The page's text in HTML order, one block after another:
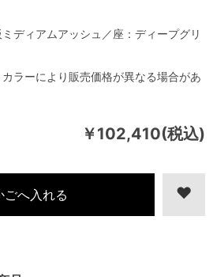
￥102,410(税込)
カラーにより販売価格が異なる場合があ
ディアムアッシュ／座：ディープグリ